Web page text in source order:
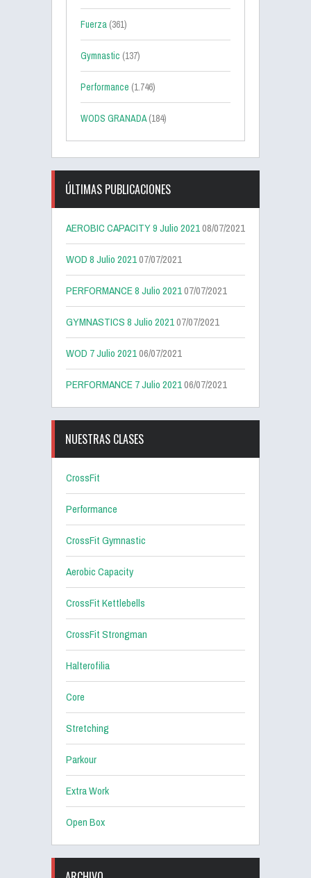
Fuerza (361)
Gymnastic (137)
Performance (1.746)
WODS GRANADA(184)
ÚLTIMAS PUBLICACIONES
AEROBIC CAPACITY 9 Julio 202108/07/2021
WOD 8 Julio 202107/07/2021
PERFORMANCE 8 Julio 202107/07/2021
GYMNASTICS 8 Julio 202107/07/2021
WOD 7 Julio 202106/07/2021
PERFORMANCE 7 Julio 202106/07/2021
NUESTRAS CLASES
CrossFit
Performance
CrossFit Gymnastic
Aerobic Capacity
CrossFit Kettlebells
CrossFit Strongman
Halterofilia
Core
Stretching
Parkour
Extra Work
Open Box